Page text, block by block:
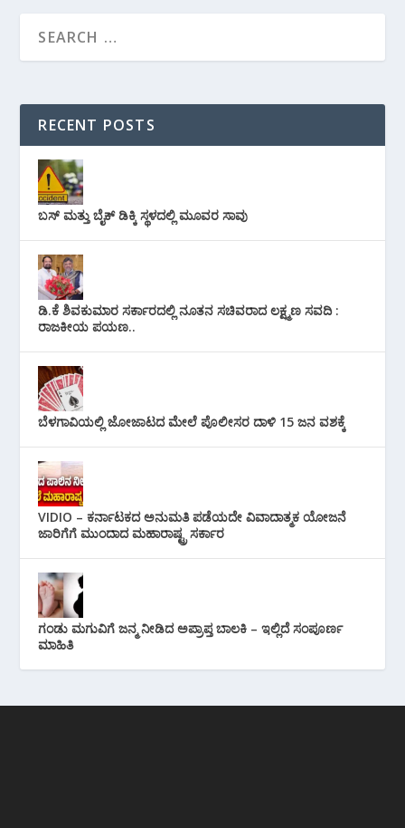
RECENT POSTS
ಬಸ್ ಮತ್ತು ಬೈಕ್ ಡಿಕ್ಕಿ ಸ್ಥಳದಲ್ಲಿ ಮೂವರ ಸಾವು
ಡಿ.ಕೆ ಶಿವಕುಮಾರ ಸರ್ಕಾರದಲ್ಲಿ ನೂತನ ಸಚಿವರಾದ ಲಕ್ಷ್ಮಣ ಸವದಿ :
ರಾಜಕೀಯ ಪಯಣ..
ಬೆಳಗಾವಿಯಲ್ಲಿ ಜೋಜಾಟದ ಮೇಲೆ ಪೊಲೀಸರ ದಾಳಿ 15 ಜನ ವಶಕ್ಕೆ
VIDIO – ಕರ್ನಾಟಕದ ಅನುಮತಿ ಪಡೆಯದೇ ವಿವಾದಾತ್ಮಕ ಯೋಜನೆ
ಜಾರಿಗೆಗೆ ಮುಂದಾದ ಮಹಾರಾಷ್ಟ್ರ ಸರ್ಕಾರ
ಗಂಡು ಮಗುವಿಗೆ ಜನ್ಮ ನೀಡಿದ ಅಪ್ರಾಪ್ತ ಬಾಲಕಿ – ಇಲ್ಲಿದೆ ಸಂಪೂರ್ಣ
ಮಾಹಿತಿ